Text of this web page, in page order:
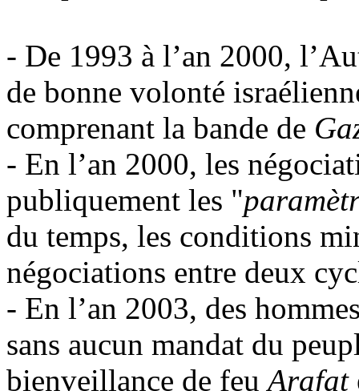
- De 1993 à l’an 2000,
de bonne volonté
comprenant la bande de
- En l’an 2000, les
publiquement les "
du temps, les conditions
négociations entre deux
- En l’an 2003, des
sans aucun mandat du
bienveillance de feuArafat